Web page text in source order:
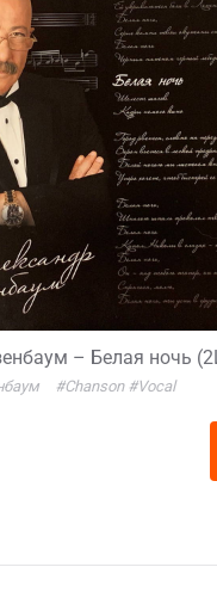
– Белая ночь
#Chanson #Vocal